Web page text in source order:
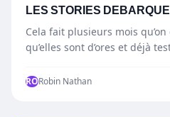
LES STORIES
Cela fait plusieurs mois
qu’elles sont d’ores et déjà
RORobin Nathan